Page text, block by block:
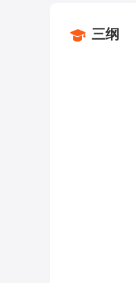
三纲